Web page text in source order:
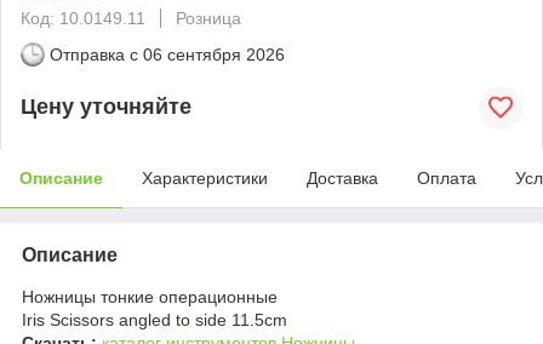
Код: 10.0149.11
Розница
Отправка с 06 сентября 2026
Цену уточняйте
Описание Характеристики Доставка Оплата
Описание
Ножницы тонкие операционные
Iris Scissors angled to side 11.5cm